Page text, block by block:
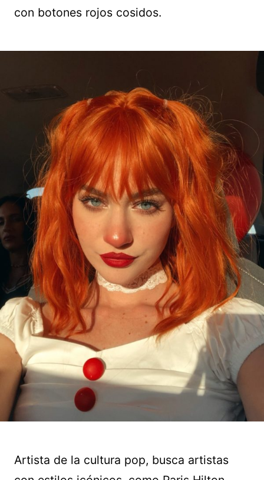
con botones rojos cosidos.
Artista de la cultura pop, busca artistas